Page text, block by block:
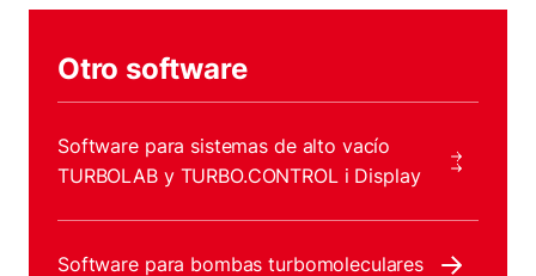
Otro software
Software para sistemas de alto vacío
TURBOLAB y TURBO.CONTROL i Display
Software para bombas turbomoleculares